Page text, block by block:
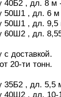
40Б2 , дл. 8 м
50Ш1 , дл. 6
50Ш1 , дл.
60Ш2 , дл.
с доставкой.
20-ти тонн.
35Б2 , дл. 5,5
40Ш2 , дл. 10-